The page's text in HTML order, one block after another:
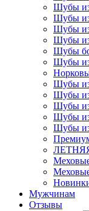
Шубы
Шубы
Шубы
Шубы
Шубы
Шубы из
Шубы из
Шубы из
Шубы из
Шубы из
Шубы из
Мужчинам
Отзывы